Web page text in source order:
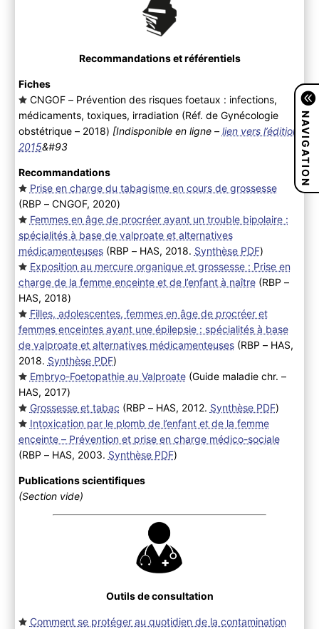
Recommandations et référentiels
Fiches
CNGOF – Prévention des risques foetaux : infections,
médicaments, toxiques, irradiation (Réf. de Gynécologie
obstétrique – 2018) [Indisponible en ligne – lien vers l’édition
2015&#93
Recommandations
Prise en charge du tabagisme en cours de grossesse
(RBP – CNGOF, 2020)
Femmes en âge de procréer ayant un trouble bipolaire :
spécialités à base de valproate et alternatives
médicamenteuses(RBP – HAS, 2018. Synthèse PDF)
Exposition au mercure organique et grossesse : Prise en
charge de la femme enceinte et de l’enfant à naître(RBP –
HAS, 2018)
Filles, adolescentes, femmes en âge de procréer et
femmes enceintes ayant une épilepsie : spécialités à base
de valproate et alternatives médicamenteuses(RBP – HAS,
2018. Synthèse PDF)
Embryo-Foetopathie au Valproate(Guide maladie chr. –
HAS, 2017)
Grossesse et tabac (RBP – HAS, 2012. Synthèse PDF)
Intoxication par le plomb de l’enfant et de la femme
enceinte – Prévention et prise en charge médico-sociale
(RBP – HAS, 2003. Synthèse PDF)
Publications scientifiques
(Section vide)
Outils de consultation
Comment se protéger au quotidien de la contamination
NAVIGATION